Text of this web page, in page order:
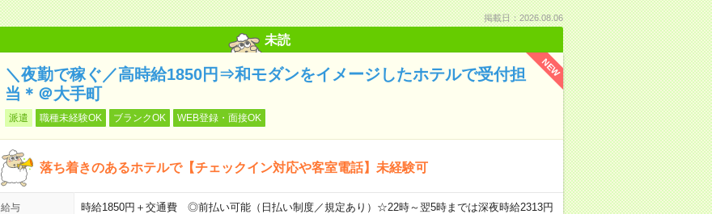
掲載日：2026.08.06
未読
NEW
＼夜勤で稼ぐ／高時給1850円⇒和モダンをイメージしたホテルで受付担
当＊＠大手町
派遣 職種未経験OK ブランクOK WEB登録・面接OK
落ち着きのあるホテルで【チェックイン対応や客室電話】未経験可
給与
時給1850円＋交通費 ◎前払い可能（日払い制度／規定あり）☆22時～翌5時までは深夜時給2313円